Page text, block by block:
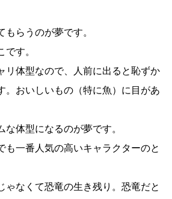
らうのが夢です。
す。
リ体型なので、人前に出ると恥ずか
。おいしいもの（特に魚）に目があ
体型になるのが夢です。
も一番人気の高いキャラクターのと
ゃなくて恐竜の生き残り。恐竜だと